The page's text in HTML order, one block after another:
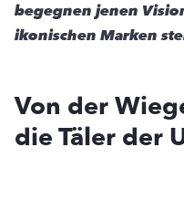
begegnen jenen
ikonischen Marken
Von der
die Täler der